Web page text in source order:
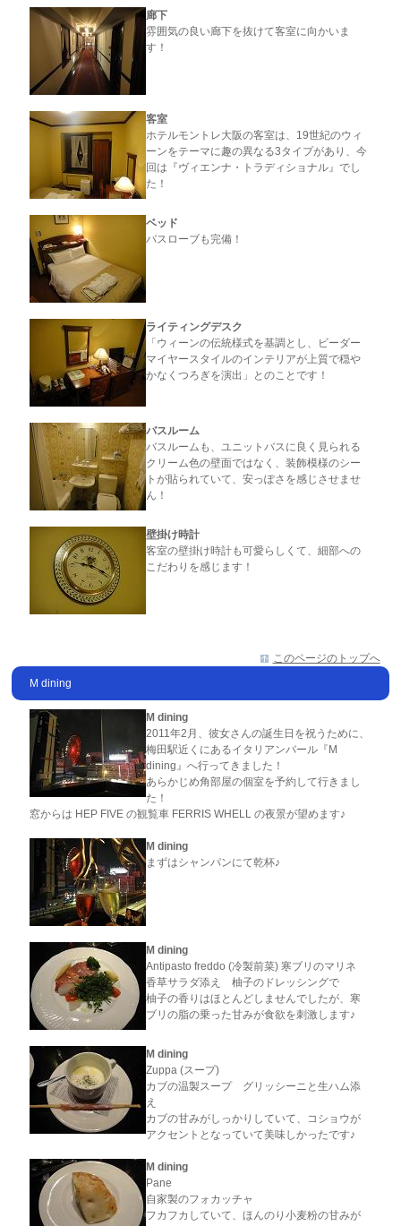
廊下
雰囲気の良い廊下を抜けて客室に向かいま
す！
客室
ホテルモントレ大阪の客室は、19世紀のウィ
ーンをテーマに趣の異なる3タイプがあり、今
回は『ヴィエンナ・トラディショナル』でし
た！
ベッド
バスローブも完備！
ライティングデスク
「ウィーンの伝統様式を基調とし、ビーダー
マイヤースタイルのインテリアが上質で穏や
かなくつろぎを演出」とのことです！
バスルーム
バスルームも、ユニットバスに良く見られる
クリーム色の壁面ではなく、装飾模様のシー
トが貼られていて、安っぽさを感じさせませ
ん！
壁掛け時計
客室の壁掛け時計も可愛らしくて、細部への
こだわりを感じます！
このページのトップへ
M dining
M dining
2011年2月、彼女さんの誕生日を祝うために、
梅田駅近くにあるイタリアンバール『M
dining』へ行ってきました！
あらかじめ角部屋の個室を予約して行きまし
た！
窓からは HEP FIVE の観覧車 FERRIS WHELL の夜景が望めます♪
M dining
まずはシャンパンにて乾杯♪
M dining
Antipasto freddo (冷製前菜) 寒ブリのマリネ
香草サラダ添え 柚子のドレッシングで
柚子の香りはほとんどしませんでしたが、寒
ブリの脂の乗った甘みが食欲を刺激します♪
M dining
Zuppa (スープ)
カブの温製スープ グリッシーニと生ハム添
え
カブの甘みがしっかりしていて、コショウが
アクセントとなっていて美味しかったです♪
M dining
Pane
自家製のフォカッチャ
フカフカしていて、ほんのり小麦粉の甘みが